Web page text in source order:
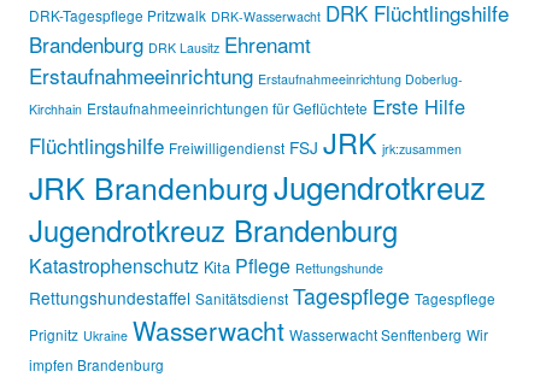
DRK-Tagespflege Pritzwalk DRK-Wasserwacht DRK Flüchtlingshilfe
Brandenburg DRK Lausitz Ehrenamt
Erstaufnahmeeinrichtung Erstaufnahmeeinrichtung Doberlug-
Kirchhain Erstaufnahmeeinrichtungen für Geflüchtete Erste Hilfe
Flüchtlingshilfe Freiwilligendienst FSJ JRK jrk:zusammen
JRK BrandenburgJugendrotkreuz
Jugendrotkreuz Brandenburg
Katastrophenschutz Kita Pflege Rettungshunde
Rettungshundestaffel Sanitätsdienst Tagespflege Tagespflege
Prignitz Ukraine Wasserwacht Wasserwacht Senftenberg Wir
impfen Brandenburg